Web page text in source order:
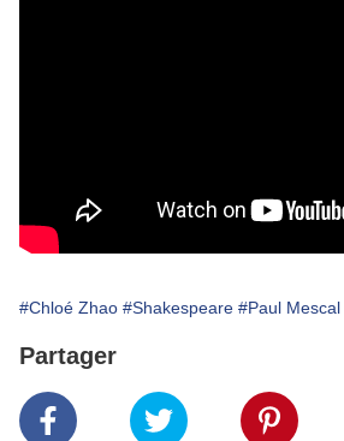
#Chloé Zhao #Shakespeare #Paul Mescal
Partager